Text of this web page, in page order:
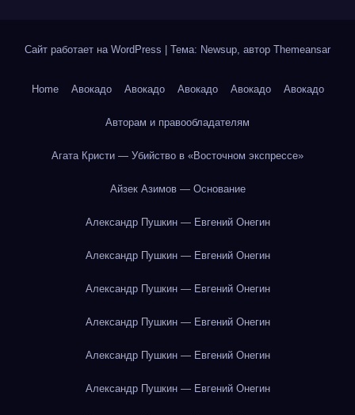
Сайт работает на WordPress Тема: Newsup, автор Themeansar
Home Авокадо Авокадо Авокадо Авокадо Авокадо
Авторам и правообладателям
Агата Кристи — Убийство в «Восточном экспрессе»
Айзек Азимов — Основание
Александр Пушкин — Евгений Онегин
Александр Пушкин — Евгений Онегин
Александр Пушкин — Евгений Онегин
Александр Пушкин — Евгений Онегин
Александр Пушкин — Евгений Онегин
Александр Пушкин — Евгений Онегин